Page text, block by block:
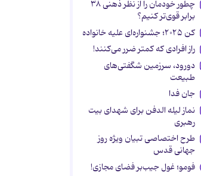
چطور خودمان را از نظر ذهنی ۳۸
برابر قوی‌تر کنیم؟
کن ۲۰۲۵؛ جشنواره‌ای علیه خانواده
راز افرادی که کمتر ضرر می‌کنند!
دورود، سرزمین شگفتی‌های
طبیعت
جان فدا
نماز لیله الدفن برای شهدای بیت
رهبری
طرح اختصاصی تبیان ویژه روز
جهانی قدس
فومو؛ غول جیب‌بر فضای مجازی!